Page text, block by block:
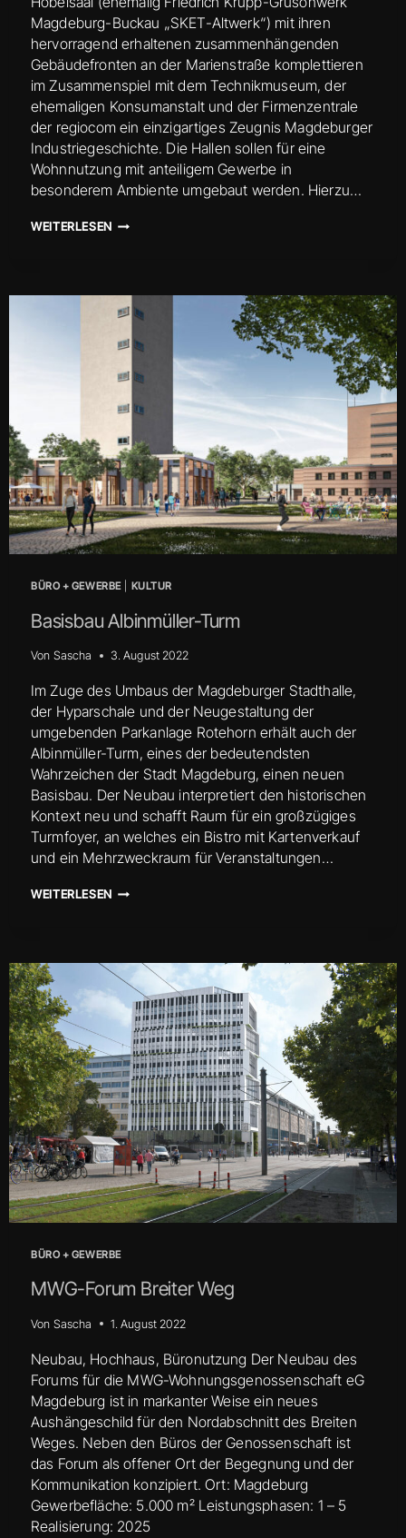
Magdeburg-Buckau „SKET-Altwerk“) mit ihren
hervorragend erhaltenen zusammenhängenden
Gebäudefronten an der Marienstraße komplettieren
im Zusammenspiel mit dem Technikmuseum, der
ehemaligen Konsumanstalt und der Firmenzentrale
der regiocom ein einzigartiges Zeugnis Magdeburger
Industriegeschichte. Die Hallen sollen für eine
Wohnnutzung mit anteiligem Gewerbe in
besonderem Ambiente umgebaut werden. Hierzu…
WEITERLESEN GRUSONWERKE
BÜRO + GEWERBE| KULTUR
Basisbau Albinmüller-Turm
Von Sascha 3. August 2022
Im Zuge des Umbaus der Magdeburger Stadthalle,
der Hyparschale und der Neugestaltung der
umgebenden Parkanlage Rotehorn erhält auch der
Albinmüller-Turm, eines der bedeutendsten
Wahrzeichen der Stadt Magdeburg, einen neuen
Basisbau. Der Neubau interpretiert den historischen
Kontext neu und schafft Raum für ein großzügiges
Turmfoyer, an welches ein Bistro mit Kartenverkauf
und ein Mehrzweckraum für Veranstaltungen…
WEITERLESEN BASISBAU
BÜRO + GEWERBE
MWG-Forum Breiter Weg
Von Sascha 1. August 2022
Neubau, Hochhaus, Büronutzung Der Neubau des
Forums für die MWG-Wohnungsgenossenschaft eG
Magdeburg ist in markanter Weise ein neues
Aushängeschild für den Nordabschnitt des Breiten
Weges. Neben den Büros der Genossenschaft ist
das Forum als offener Ort der Begegnung und der
Kommunikation konzipiert. Ort: Magdeburg
Gewerbefläche: 5.000 m² Leistungsphasen: 1 – 5
Realisierung: 2025